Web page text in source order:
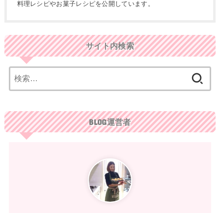
料理レシピやお菓子レシピを公開しています。
サイト内検索
索:
BLOG運営者